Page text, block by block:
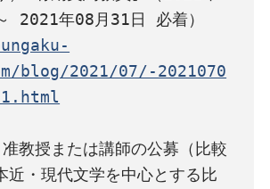
blog/2021/07/-2021070
教授または講師の公募（比較
近・現代文学を中心とする比